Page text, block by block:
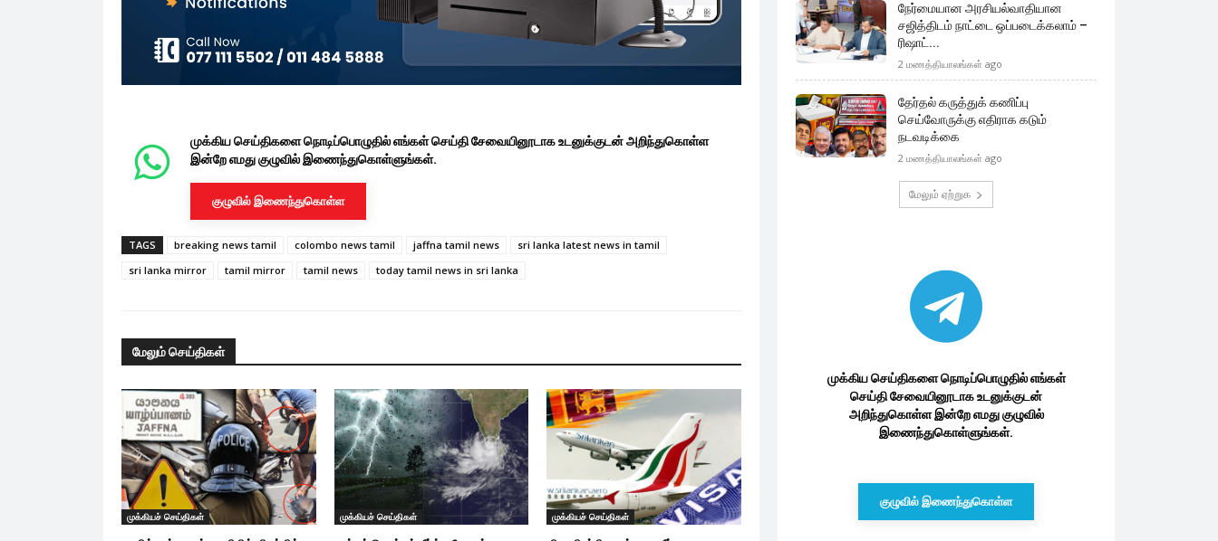
முக்கிய செய்திகளை நொடிப்பொழுதில் எங்கள் செய்தி சேவையினூடாக உடனுக்குடன் அறிந்துகொள்ள
இன்றே எமது குழுவில் இணைந்துகொள்ளுங்கள்.
குழுவில் இணைந்துகொள்ள
TAGS breaking news tamil colombo news tamil jaffna tamil news
sri lanka latest news in tamil
sri lanka mirror
tamil mirror tamil news today tamil news in sri lanka
மேலும் செய்திகள்
முக்கியச் செய்திகள் முக்கியச் செய்திகள் முக்கியச் செய்திகள்
நேர்மையான அரசியல்வாதியான
சஜித்திடம் நாட்டை ஒப்படைக்கலாம் –
ரிஷாட்...
2 மணத்தியாலங்கள் ago
தேர்தல் கருத்துக் கணிப்பு
செய்வோருக்கு எதிராக கடும்
நடவடிக்கை
2 மணத்தியாலங்கள் ago
மேலும் ஏற்றுக
முக்கிய செய்திகளை நொடிப்பொழுதில் எங்கள்
செய்தி சேவையினூடாக உடனுக்குடன்
அறிந்துகொள்ள இன்றே எமது குழுவில்
இணைந்துகொள்ளுங்கள்.
குழுவில் இணைந்துகொள்ள